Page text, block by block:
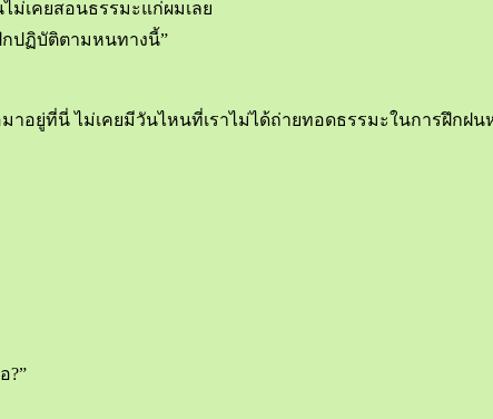
ม่เคยสอนธรรมะแก่ผมเลย
กปฏิบัติตามหนทางนี้”
าอยู่ที่นี่ ไม่เคยมีวันไหนที่เราไม่ได้ถ่ายทอดธรรมะในการฝึกฝน
?”